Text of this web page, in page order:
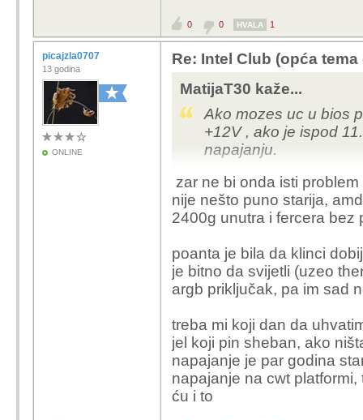
0 0 HVALA 1
picajzla0707
13 godina
ONLINE
Re: Intel Club (opća
MatijaT30 kaže...
Ako mozes uc u bios
+12V , ako je ispod
napajanju.
zar ne bi onda isti
nije nešto puno starija,
2400g unutra i fercera bez
poanta je bila da klinci
je bitno da svijetli (uzeo
argb priključak, pa im sad
treba mi koji dan da
jel koji pin sheban, ako
napajanje je par godina
napajanje na cwt
ću i to